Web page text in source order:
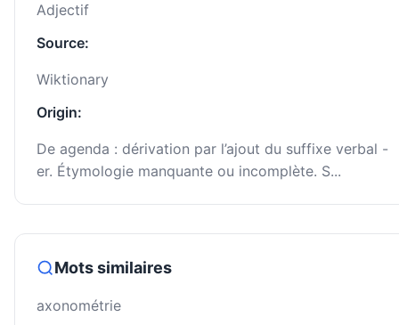
Adjectif
Source:
Wiktionary
Origin:
De agenda : dérivation par l’ajout du suffixe verbal -
er. Étymologie manquante ou incomplète. S...
Mots similaires
axonométrie